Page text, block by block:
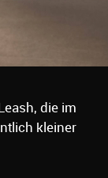
die im
kleiner